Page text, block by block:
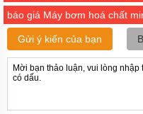
Máy
bơm
bánh
răng
xách
tay
nhỏ
báo giá Máy bơm hoá chất
Gửi ý kiến của bạn